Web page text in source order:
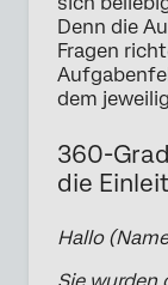
Denn die
Fragen
dem
360-
die
Hallo